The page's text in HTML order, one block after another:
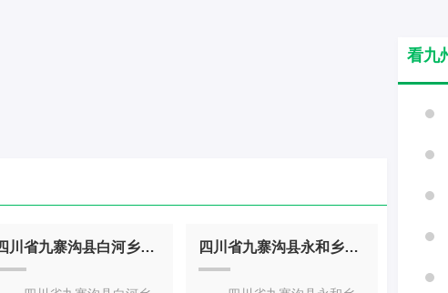
四川省九寨沟县白河乡简介 四川省九寨沟县永和乡简介
看九